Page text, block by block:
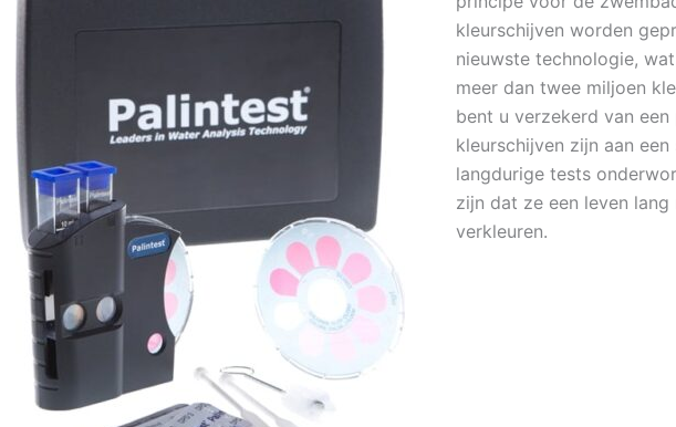
kleurschijven worden
nieuwste technologie,
meer dan twee miljoen
bent u verzekerd van
kleurschijven zijn aan
langdurige tests
zijn dat ze een leven
verkleuren.